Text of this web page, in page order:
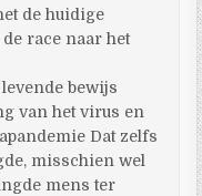
de huidige
race naar het
bewijs
van het virus en
Dat zelfs
misschien wel
mens ter